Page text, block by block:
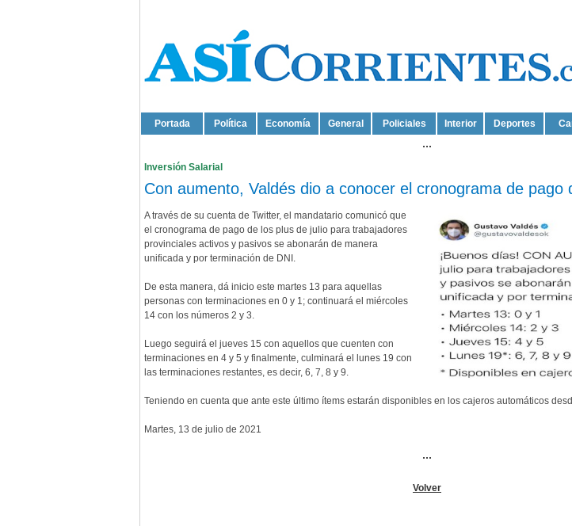
Portada Política Economía General Policiales Interior Deportes
...
Inversión Salarial
Con aumento, Valdés dio a conocer el cronograma de pago
A través de su cuenta de Twitter, el mandatario comunicó que
el cronograma de pago de los plus de julio para trabajadores
provinciales activos y pasivos se abonarán de manera
unificada y por terminación de DNI.
De esta manera, dá inicio este martes 13 para aquellas
personas con terminaciones en 0 y 1; continuará el miércoles
14 con los números 2 y 3.
Luego seguirá el jueves 15 con aquellos que cuenten con
terminaciones en 4 y 5 y finalmente, culminará el lunes 19 con
las terminaciones restantes, es decir, 6, 7, 8 y 9.
Teniendo en cuenta que ante este último ítems estarán disponibles en los cajeros automáticos
Martes, 13 de julio de 2021
...
Volver